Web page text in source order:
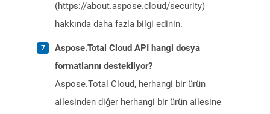
(https://about.aspose.cloud/security)
hakkında daha fazla bilgi edinin.
Aspose.Total Cloud API hangi dosya
formatlarını destekliyor?
Aspose.Total Cloud, herhangi bir ürün
ailesinden diğer herhangi bir ürün ailesine